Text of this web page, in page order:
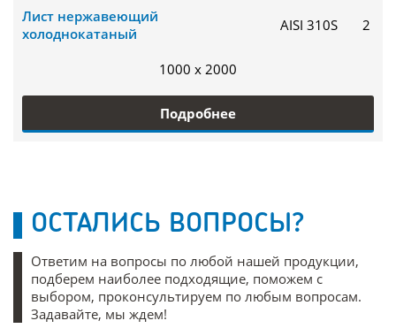
Лист нержавеющий
холоднокатаный
AISI 310S 2
1000 x 2000
Подробнее
ОСТАЛИСЬ ВОПРОСЫ?
Ответим на вопросы по любой нашей продукции,
подберем наиболее подходящие, поможем с
выбором, проконсультируем по любым вопросам.
Задавайте, мы ждем!